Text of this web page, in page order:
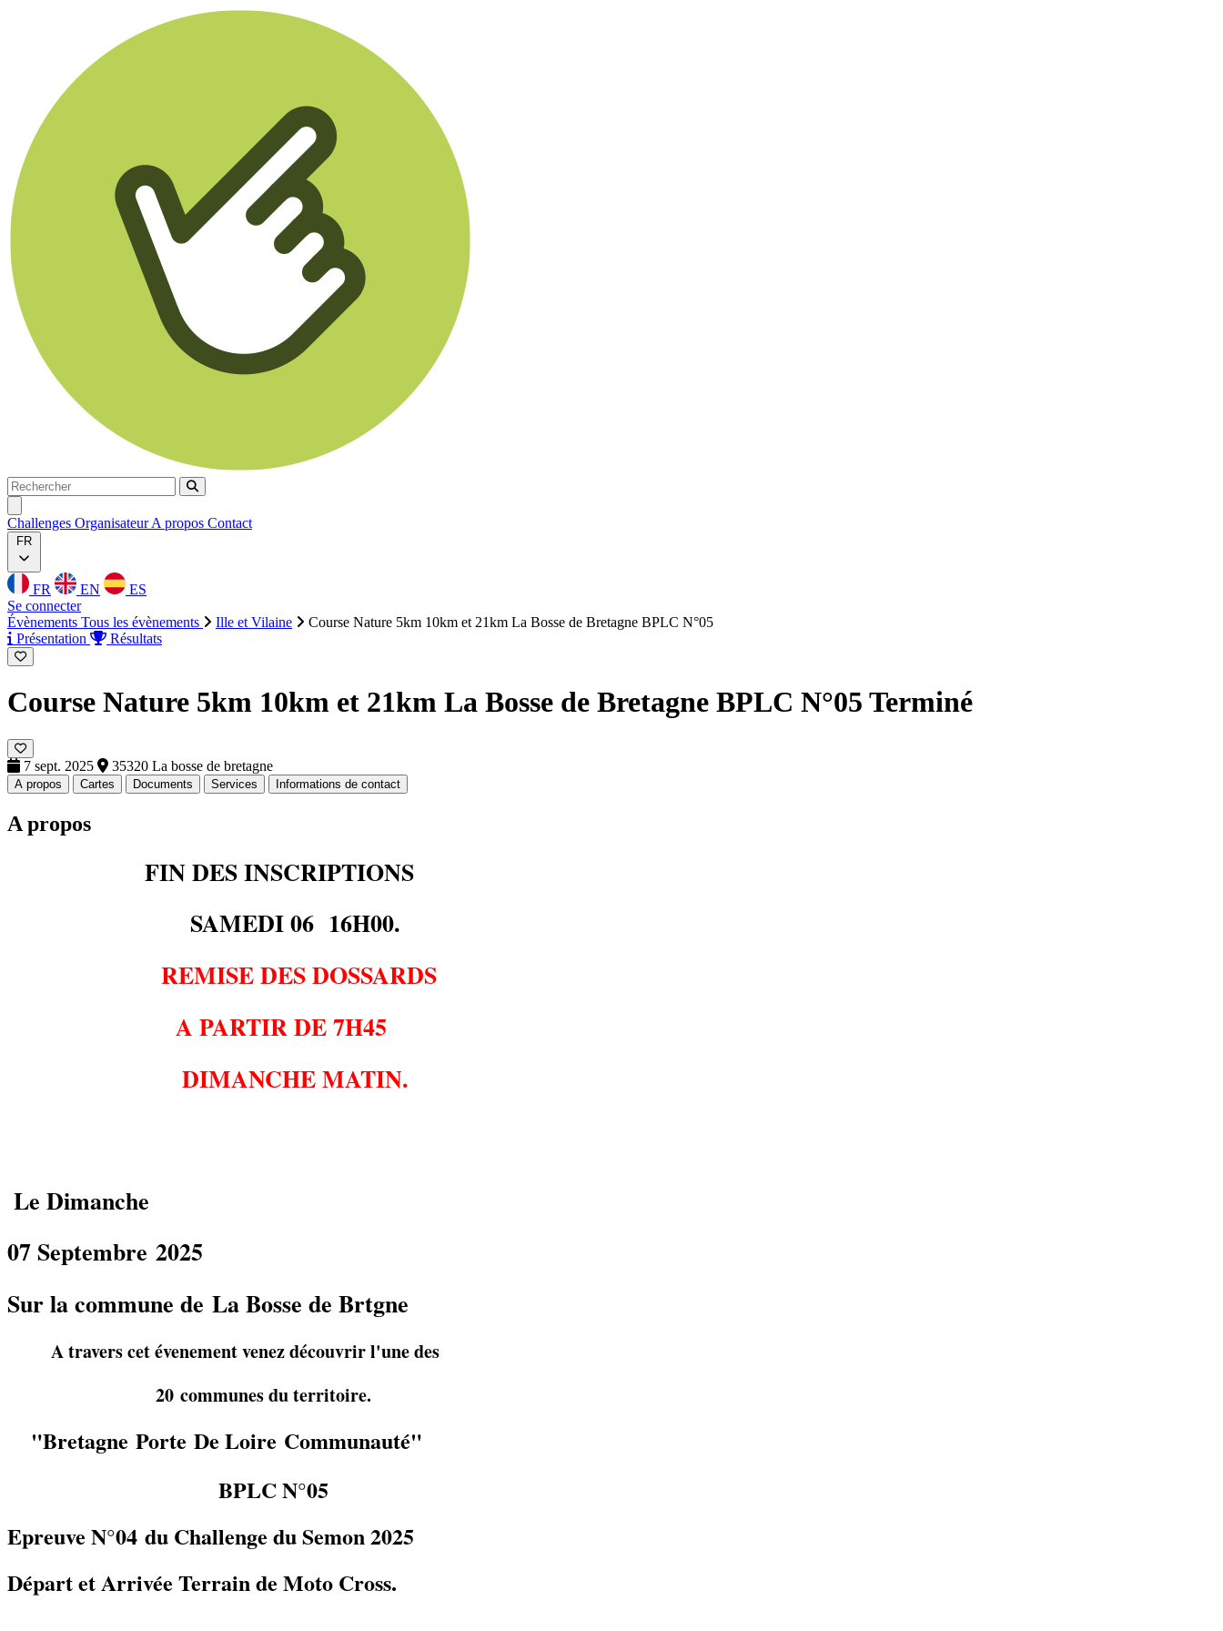
Rechercher
Rechercher
Challenges OrganisateurA propos Contact
FR
FR EN
ES
Se connecter
Évènements Tous les évènements Ille et Vilaine
Course Nature 5km 10km et 21km La Bosse de Bretagne BPLC N°05
Présentation
Résultats
Course Nature 5km 10km et 21km La Bosse de Bretagne BPLC N°05 Terminé
7 sept. 2025 35320 La bosse de bretagne
A propos Cartes Documents Services Informations de contact
A propos
FIN DES INSCRIPTIONS
SAMEDI 06 16H00.
REMISE DES DOSSARDS
A PARTIR DE 7H45
DIMANCHE MATIN.
Le Dimanche
07 Septembre 2025
Sur la commune de La Bosse de Brtgne
A travers cet évenement venez découvrir l'une des
20 communes du territoire.
"Bretagne Porte De Loire Communauté"
BPLC N°05
Epreuve N°04 du Challenge du Semon 2025
Départ et Arrivée Terrain de Moto Cross.